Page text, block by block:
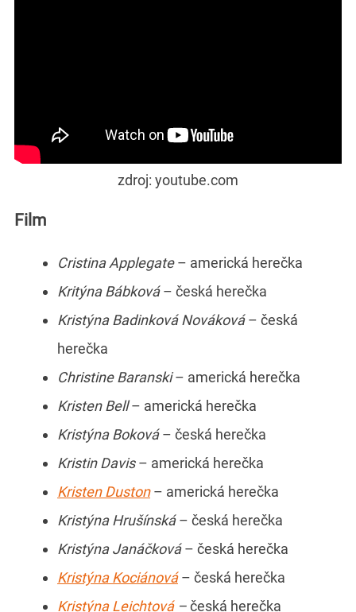
zdroj: youtube.com
Film
Cristina Applegate– americká herečka
Kritýna Bábková– česká herečka
Kristýna Badinková Nováková– česká
herečka
Christine Baranski– americká herečka
Kristen Bell– americká herečka
Kristýna Boková– česká herečka
Kristin Davis– americká herečka
Kristen Duston– americká herečka
Kristýna Hrušínská– česká herečka
Kristýna Janáčková– česká herečka
Kristýna Kociánová– česká herečka
Kristýna Leichtová –česká herečka